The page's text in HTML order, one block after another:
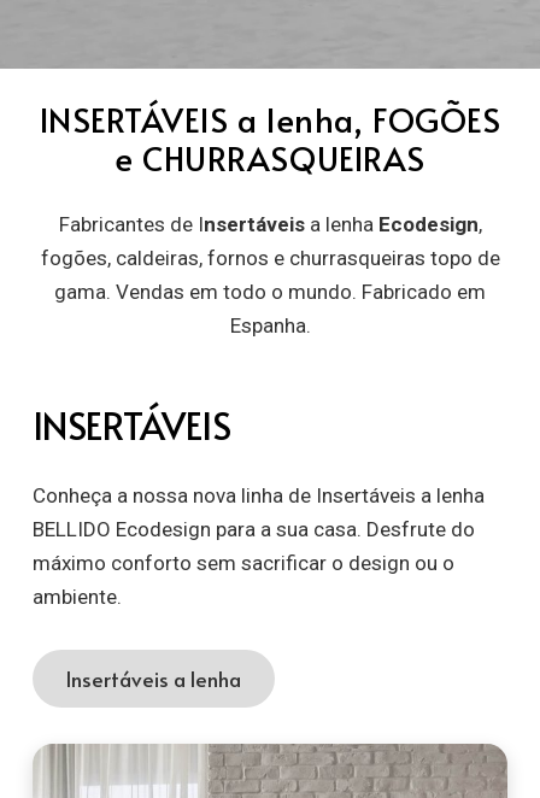
INSERTÁVEIS a lenha, FOGÕES
e CHURRASQUEIRAS
Fabricantes de Insertáveisa lenha Ecodesign,
fogões, caldeiras, fornos e churrasqueiras topo de
gama. Vendas em todo o mundo. Fabricado em
Espanha.
INSERTÁVEIS
Conheça a nossa nova linha de Insertáveis a lenha
BELLIDO Ecodesign para a sua casa. Desfrute do
máximo conforto sem sacrificar o design ou o
ambiente.
Insertáveis a lenha